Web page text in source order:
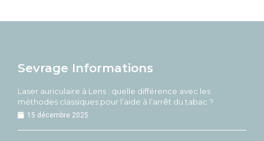
Sevrage Informations
Laser auriculaire à Lens : quelle différence avec les
méthodes classiques pour l’aide à l’arrêt du tabac ?
15 décembre 2025